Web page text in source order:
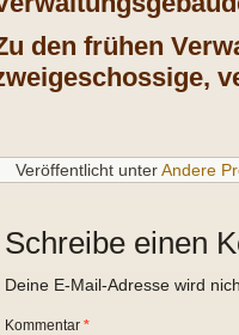
den frühen
Veröffentlicht unterAndere
Schreibe einen
Deine E-Mail-Adresse wird
Kommentar *